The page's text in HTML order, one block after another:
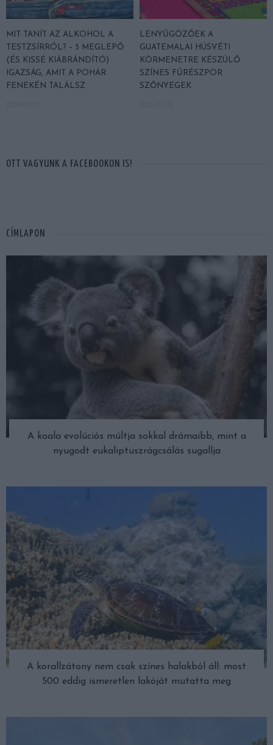
MIT TANÍT AZ ALKOHOL A
TESTZSÍRRÓL? – 5 MEGLEPŐ
(ÉS KISSÉ KIÁBRÁNDÍTÓ)
IGAZSÁG, AMIT A POHÁR
FENEKÉN TALÁLSZ
LENYŰGÖZŐEK A
GUATEMALAI HÚSVÉTI
KÖRMENETRE KÉSZÜLŐ
SZÍNES FŰRÉSZPOR
SZŐNYEGEK
OTT VAGYUNK A FACEBOOKON IS!
CÍMLAPON
A koala evolúciós múltja sokkal drámaibb, mint a
nyugodt eukaliptuszrágcsálás sugallja
A korallzátony nem csak színes halakból áll: most
500 eddig ismeretlen lakóját mutatta meg